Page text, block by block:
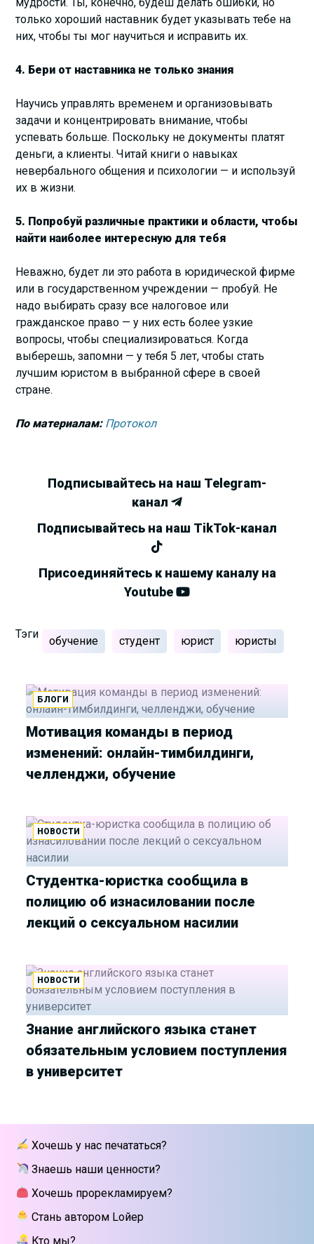
только хороший наставник будет указывать тебе на
них, чтобы ты мог научиться и исправить их.
4. Бери от наставника не только знания
Научись управлять временем и организовывать
задачи и концентрировать внимание, чтобы
успевать больше. Поскольку не документы платят
деньги, а клиенты. Читай книги о навыках
невербального общения и психологии — и используй
их в жизни.
5. Попробуй различные практики и области, чтобы
найти наиболее интересную для тебя
Неважно, будет ли это работа в юридической фирме
или в государственном учреждении — пробуй. Не
надо выбирать сразу все налоговое или
гражданское право — у них есть более узкие
вопросы, чтобы специализироваться. Когда
выберешь, запомни — у тебя 5 лет, чтобы стать
лучшим юристом в выбранной сфере в своей
стране.
По материалам: Протокол
Подписывайтесь на наш Telegram-
канал
Подписывайтесь на наш TikTok-канал
Присоединяйтесь к нашему каналу на
Youtube
Тэги
обучение студент юрист юристы
БЛОГИ
Мотивация команды в период
изменений: онлайн-тимбилдинги,
челленджи, обучение
НОВОСТИ
Студентка-юристка сообщила в
полицию об изнасиловании после
лекций о сексуальном насилии
НОВОСТИ
Знание английского языка станет
обязательным условием поступления
в университет
Хочешь у нас печататься?
Знаешь наши ценности?
Хочешь прорекламируем?
Стань автором Lойер
Кто мы?